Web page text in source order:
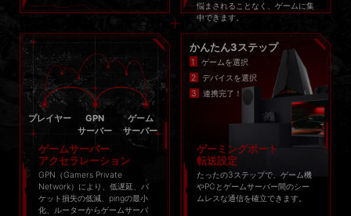
悩まされることなく、ゲームに集
中できます。
ゲームサーバー
アクセラレーション
GPN（Gamers Private
Network）により、低遅延、パ
ケット損失の低減、pingの最小
化、ルーターからゲームサーバ
プレイヤー
GPN
サーバー
ゲーム
サーバー
ゲーミングポート
転送設定
たったの3ステップで、ゲーム機
やPCとゲームサーバー間のシー
ムレスな通信を確立できます。
かんたん3ステップ
ゲームを選択
デバイスを選択
連携完了！